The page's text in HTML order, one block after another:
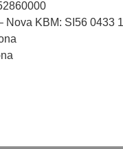
Nova KBM: SI56 0433